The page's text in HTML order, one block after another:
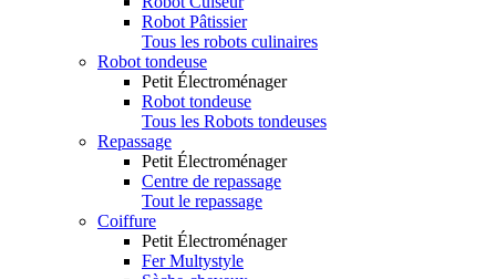
Robot Pâtissier
Tous les robots culinaires
Robot tondeuse
Petit Électroménager
Robot tondeuse
Tous les Robots tondeuses
Repassage
Petit Électroménager
Centre de repassage
Tout le repassage
Coiffure
Petit Électroménager
Fer Multystyle